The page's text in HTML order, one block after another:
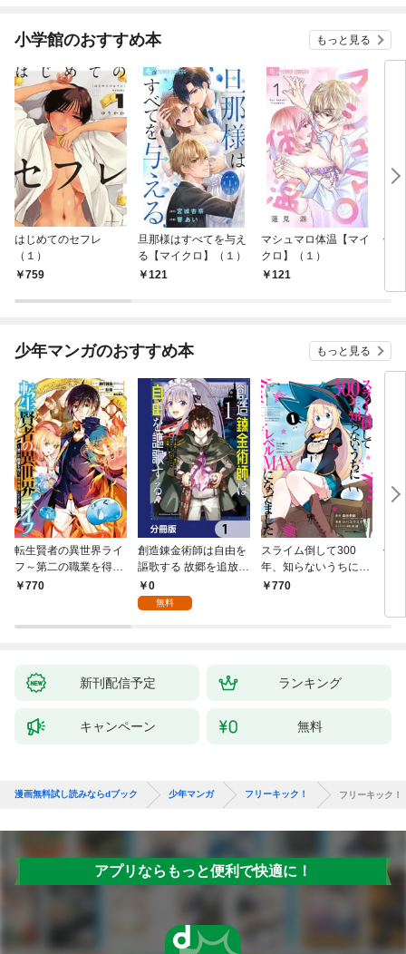
小学館のおすすめ本 もっと見る
はじめてのセフレ
（１）
759
旦那様はすべてを与え
る【マイクロ】（１）
121
マシュマロ体温【マイ
クロ】（１）
121
信
少年マンガのおすすめ本 もっと見る
転生賢者の異世界ライ
フ～第二の職業を得
て、世界最強になりま
770
創造錬金術師は自由を
謳歌する 故郷を追放さ
れたら、魔王のお膝元
で超絶効果のマジック
0
無料
スライム倒して300
年、知らないうちにレ
ベルMAXになってまし
770
信
新刊配信予定 ランキング
キャンペーン 無料
漫画無料試し読みならdブック 少年マンガ フリーキック！ フリーキック！
アプリならもっと便利で快適に！